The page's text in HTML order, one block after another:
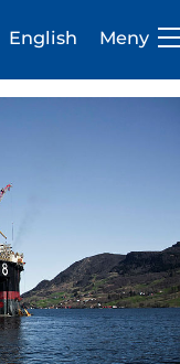
English Meny